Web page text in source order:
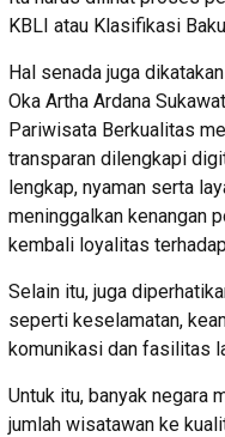
KBLI atau Klasifikasi
Hal senada juga
Oka Artha Ardana
Pariwisata Berkualitas
transparan dilengkapi
lengkap, nyaman serta
meninggalkan kenangan
kembali loyalitas
Selain itu, juga
seperti keselamatan,
komunikasi dan fasilitas
Untuk itu, banyak negara
jumlah wisatawan ke